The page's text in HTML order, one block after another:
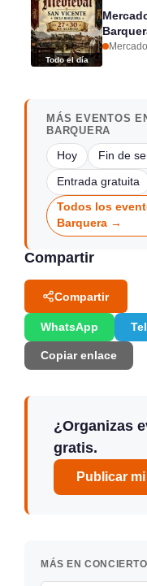
Todo el día
MÁS EVENTOS
BARQUERA
Hoy Fin de
Entrada gratuita
Todos los
Barquera →
Compartir
Compartir
WhatsApp
Copiar enlace
¿Organizas
gratis.
Publicar
MÁS EN